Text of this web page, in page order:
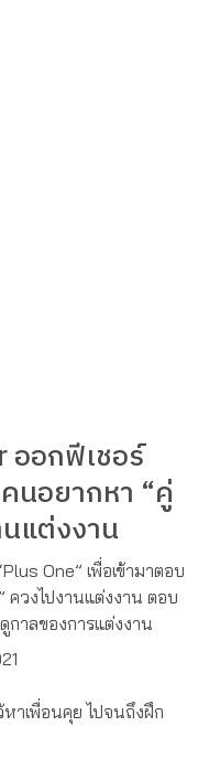
ออกฟีเชอร์
นอยากหา “คู่
แต่งงาน
One” เพื่อเข้ามาตอบ
ควงไปงานแต่งงาน ตอบ
กาลของการแต่งงาน